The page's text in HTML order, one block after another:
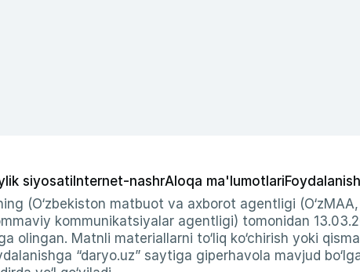
siyosati Internet-nashrAloqa ma'lumotlari
(O‘zbekiston matbuot va axborot agentligi
kommunikatsiyalar agentligi) tomonidan
olingan. Matnli materiallarni to‘liq ko‘chirish yoki
“daryo.uz” saytiga giperhavola mavjud